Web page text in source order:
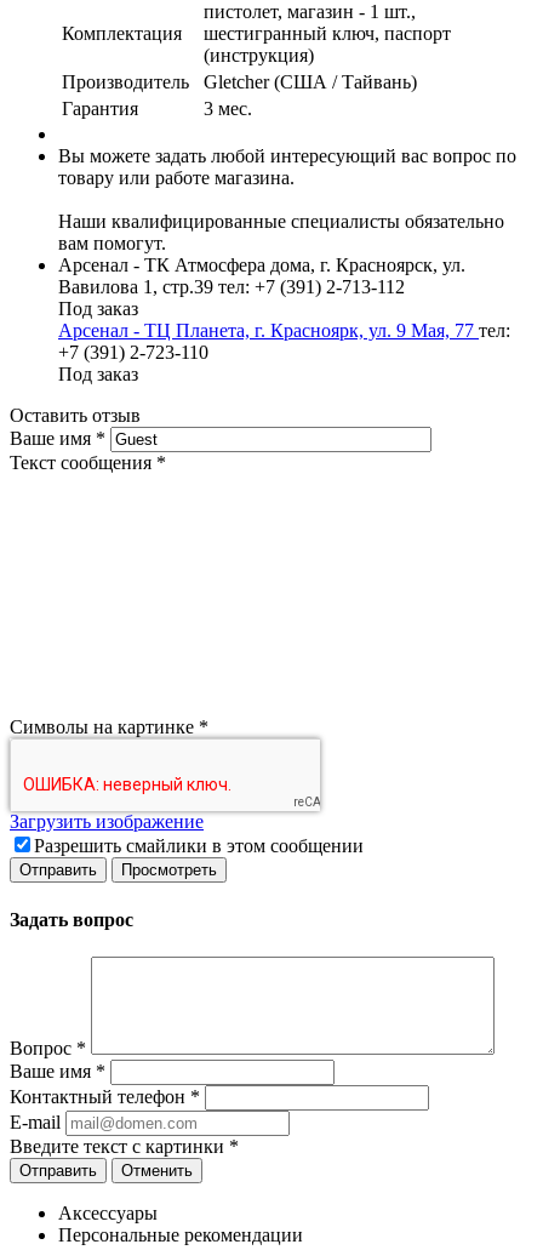
Комплектация
пистолет, магазин - 1 шт.,
шестигранный ключ, паспорт
(инструкция)
Производитель
Gletcher (США / Тайвань)
Гарантия
3 мес.
Вы можете задать любой интересующий вас вопрос по
товару или работе магазина.
Наши квалифицированные специалисты обязательно
вам помогут.
Арсенал - ТК Атмосфера дома, г. Красноярск, ул.
Вавилова 1, стр.39 тел: +7 (391) 2-713-112
Под заказ
Арсенал - ТЦ Планета, г. Красноярк, ул. 9 Мая, 77 тел:
+7 (391) 2-723-110
Под заказ
Оставить отзыв
Ваше имя *
Текст сообщения *
Символы на картинке *
Загрузить изображение
Разрешить смайлики в этом сообщении
Задать вопрос
Вопрос *
Ваше имя *
Контактный телефон *
E-mail
Введите текст с картинки *
Отменить
Аксессуары
Персональные рекомендации